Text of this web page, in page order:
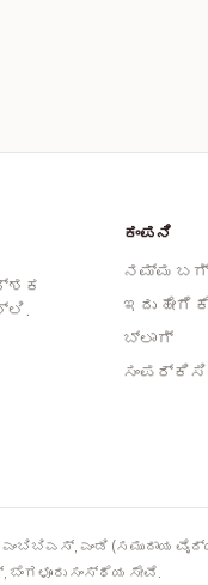
ಕಂಪನಿ
ನಮ್ಮ
ಇದು ಹೇಗೆ
ಬ್ಲಾಗ್
ಸಂಪರ್ಕಿಸಿ
ಎಂಡಿ (ಸಮುದಾಯ
ಸಂಸ್ಥೆಯ ಸೇವೆ.